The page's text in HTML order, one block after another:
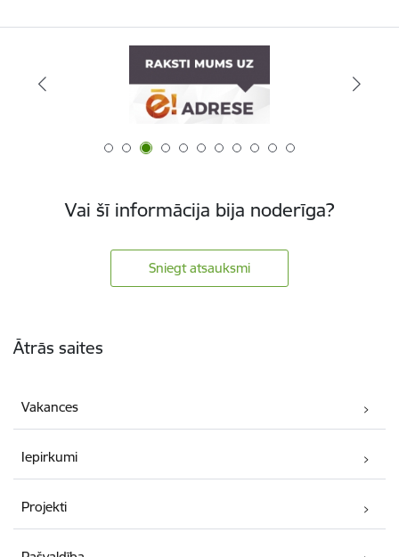
Vai šī informācija bija noderīga?
Sniegt atsauksmi
Ātrās saites
Vakances
Iepirkumi
Projekti